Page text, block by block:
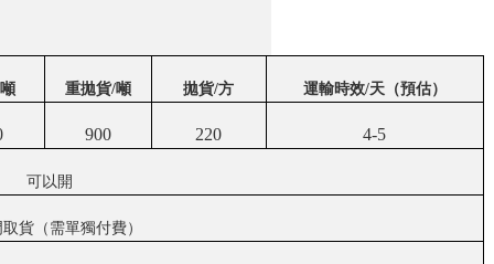
重拋貨/噸 拋貨/方 運輸時效/天（預估）
900 220 4-5
可以開
貨（需單獨付費）